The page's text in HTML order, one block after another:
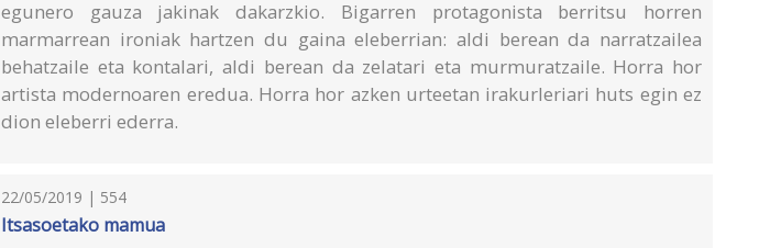
egunero gauza jakinak dakarzkio. Bigarren protagonista berritsu horren
marmarrean ironiak hartzen du gaina eleberrian: aldi berean da narratzailea
behatzaile eta kontalari, aldi berean da zelatari eta murmuratzaile. Horra hor
artista modernoaren eredua. Horra hor azken urteetan irakurleriari huts egin ez
dion eleberri ederra.
22/05/2019 | 554
Itsasoetako mamua